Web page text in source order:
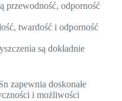
przewodność, odporność
twardość i odporność
są dokładnie
zapewnia doskonałe
i możliwości